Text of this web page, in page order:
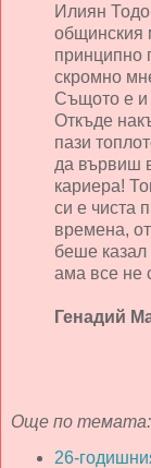
Илиян
общинския
принципно
скромно
Същото е и
Откъде
пази
да вървиш
кариера!
си е чиста
времена,
беше
ама все не
Генадий
Още по темата:
26-